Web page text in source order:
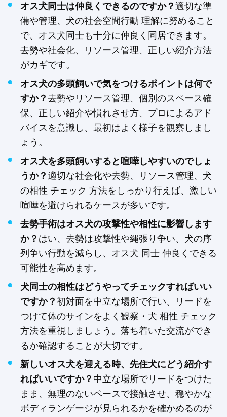
オス犬同士は仲良くできるのですか？適切な準
備や管理、犬の社会空間行動 理解に努めること
で、オス犬同士も十分に仲良く同居できます。
去勢や社会化、リソース管理、正しい紹介方法
がカギです。
オス犬の多頭飼いで気をつけるポイントは何で
すか？去勢やリソース管理、個別のスペース確
保、正しい紹介や慣れさせ方、プロによるアド
バイスを意識し、最初はよく様子を観察しまし
ょう。
オス犬を多頭飼いすると喧嘩しやすいのでしょ
うか？適切な社会化や去勢、リソース管理、犬
の相性 チェック 方法をしっかり行えば、激しい
喧嘩を避けられるケースが多いです。
去勢手術はオス犬の攻撃性や相性に影響します
か？ はい、去勢は攻撃性や縄張り争い、犬の序
列争い行動を減らし、オス犬 同士 仲良くできる
可能性を高めます。
犬同士の相性はどうやってチェックすればいい
ですか？初対面を中立な場所で行い、リードを
つけて体のサインをよく観察・犬 相性 チェック
方法を重視しましょう。落ち着いた交流ができ
るか確認することが大切です。
新しいオス犬を迎える時、先住犬にどう紹介す
ればいいですか？ 中立な場所でリードをつけた
まま、無理のないペースで接触させ、穏やかな
ボディランゲージが見られるかを確かめるのが